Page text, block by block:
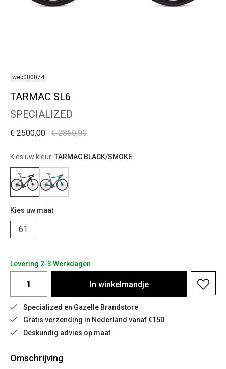
web000074
TARMAC SL6
SPECIALIZED
€ 2850,00
€ 2500,00
Kies uw kleur: TARMAC BLACK/SMOKE
Kies uw maat
61
Levering 2-3 Werkdagen
In winkelmandje
Specialized en Gazelle Brandstore
Gratis verzending in Nederland vanaf €150
Deskundig advies op maat
Omschrijving